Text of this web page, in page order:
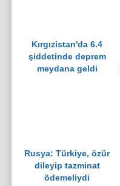
Kırgızistan'da 6.4
şiddetinde deprem
meydana geldi
Rusya: Türkiye, özür
dileyip tazminat
ödemeliydi